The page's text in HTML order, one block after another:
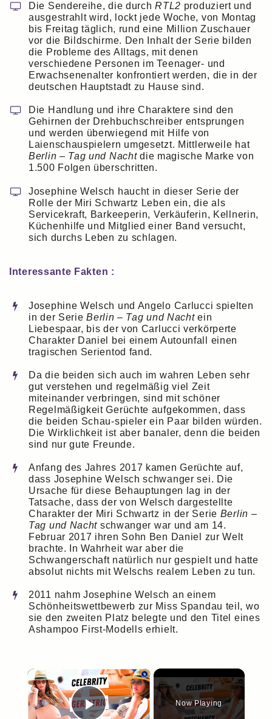
Die Sendereihe, die durchRTL2 produziert und
ausgestrahlt wird, lockt jede Woche, von Montag
bis Freitag täglich, rund eine Million Zuschauer
vor die Bildschirme. Den Inhalt der Serie bilden
die Probleme des Alltags, mit denen
verschiedene Personen im Teenager- und
Erwachsenenalter konfrontiert werden, die in der
deutschen Hauptstadt zu Hause sind.
Die Handlung und ihre Charaktere sind den
Gehirnen der Drehbuchschreiber entsprungen
und werden überwiegend mit Hilfe von
Laienschauspielern umgesetzt. Mittlerweile hat
Berlin – Tag und Nachtdie magische Marke von
1.500 Folgen überschritten.
Josephine Welsch haucht in dieser Serie der
Rolle der Miri Schwartz Leben ein, die als
Servicekraft, Barkeeperin, Verkäuferin, Kellnerin,
Küchenhilfe und Mitglied einer Band versucht,
sich durchs Leben zu schlagen.
Interessante Fakten :
Josephine Welsch und Angelo Carlucci spielten
in der SerieBerlin – Tag und Nachtein
Liebespaar, bis der von Carlucci verkörperte
Charakter Daniel bei einem Autounfall einen
tragischen Serientod fand.
Da die beiden sich auch im wahren Leben sehr
gut verstehen und regelmäßig viel Zeit
miteinander verbringen, sind mit schöner
Regelmäßigkeit Gerüchte aufgekommen, dass
die beiden Schau-spieler ein Paar bilden würden.
Die Wirklichkeit ist aber banaler, denn die beiden
sind nur gute Freunde.
Anfang des Jahres 2017 kamen Gerüchte auf,
dass Josephine Welsch schwanger sei. Die
Ursache für diese Behauptungen lag in der
Tatsache, dass der von Welsch dargestellte
Charakter der Miri Schwartz in der Serie Berlin –
Tag und Nacht schwanger war und am 14.
Februar 2017 ihren Sohn Ben Daniel zur Welt
brachte. In Wahrheit war aber die
Schwangerschaft natürlich nur gespielt und hatte
absolut nichts mit Welschs realem Leben zu tun.
2011 nahm Josephine Welsch an einem
Schönheitswettbewerb zur Miss Spandau teil, wo
sie den zweiten Platz belegte und den Titel eines
Ashampoo First-Modells erhielt.
×
Now Playing